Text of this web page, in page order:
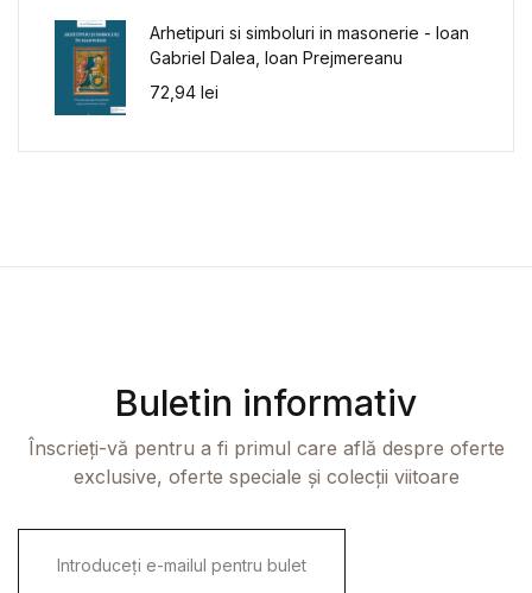
Arhetipuri si simboluri in masonerie - Ioan
Gabriel Dalea, Ioan Prejmereanu
72,94 lei
Buletin informativ
Înscrieți-vă pentru a fi primul care află despre oferte
exclusive, oferte speciale și colecții viitoare